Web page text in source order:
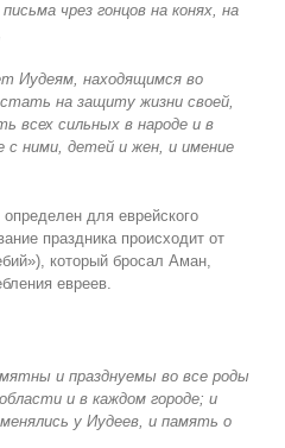
чрез гонцов на конях, на
Иудеям, находящимся во
на защиту жизни своей,
всех сильных в народе и в
с ними, детей и жен, и имение
для еврейского
праздника происходит от
который бросал Аман,
евреев.
и празднуемы во все роды
и в каждом городе; и
у Иудеев, и память о